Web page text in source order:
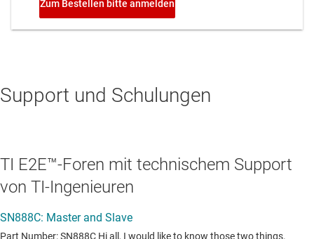
Support und Schulungen
TI E2E™-Foren mit technischem Support
von TI-Ingenieuren